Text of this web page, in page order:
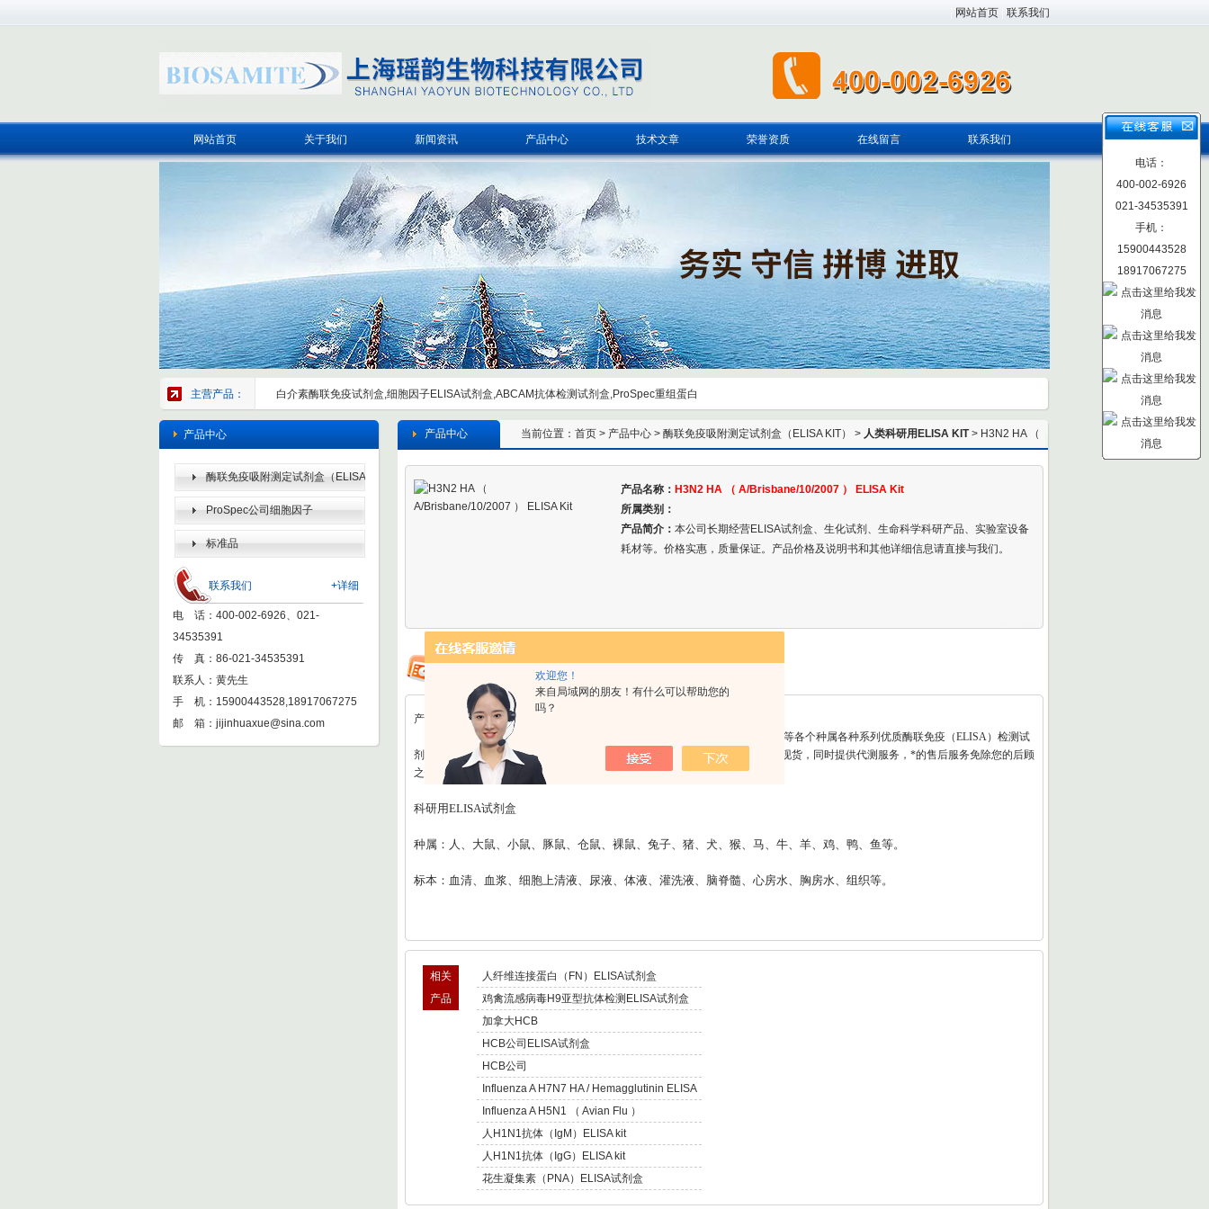
欢迎您！
来自局域网的朋友！有什么可以帮助您的
吗？
网站首页 联系我们
网站首页 关于我们 新闻资讯 产品中心 技术文章 荣誉资质 在线留言 联系我们
主营产品： 白介素酶联免疫试剂盒,细胞因子ELISA试剂盒,ABCAM抗体检测试剂盒,ProSpec重组蛋白
产品中心
酶联免疫吸附测定试剂盒（ELISA
KIT） ProSpec公司细胞因子
标准品
+详细
联系我们
电 话：400-002-6926、021-
34535391
传 真：86-021-34535391
联系人：黄先生
手 机：15900443528,18917067275
邮 箱： jijinhuaxue@sina.com
当前位置： 首页 > 产品中心 > 酶联免疫吸附测定试剂盒（ELISA KIT） > 人类科研用ELISA KIT> H3N2 HA （
产品中心
产品名称： H3N2 HA （ A/Brisbane/10/2007 ） ELISA Kit
所属类别：
产品简介： 本公司长期经营ELISA试剂盒、生化试剂、生命科学科研产品、实验室设备
耗材等。价格实惠，质量保证。产品价格及说明书和其他详细信息请直接与我们。
产品详情
上海瑶韵生物科技有限公司批发兼零售美国
和美国RB公司原装等各个种属各种系列优质酶联免疫（ELISA）检测试
剂盒和试纸条，抗原、抗体等。产品种类齐全，到货速度快，常用指标均备有现货，同时提供代测服务，*的售后服务免除您的后顾
之忧，欢迎广大客户咨询！
科研用ELISA试剂盒
种属：人、大鼠、小鼠、豚鼠、仓鼠、裸鼠、兔子、猪、犬、猴、马、牛、羊、鸡、鸭、鱼等。
标本：血清、血浆、细胞上清液、尿液、体液、灌洗液、脑脊髓、心房水、胸房水、组织等。
相关
产品
人纤维连接蛋白（FN）ELISA试剂盒
鸡禽流感病毒H9亚型抗体检测ELISA试剂盒
加拿大HCB
HCB公司ELISA试剂盒
HCB公司
Influenza A H7N7 HA / Hemagglutinin ELISA
KitInfluenza A H5N1 （ Avian Flu ）
Hemagglutinin ELISA
人H1N1抗体（IgM）ELISA kit
人H1N1抗体（IgG）ELISA kit
花生凝集素（PNA）ELISA试剂盒
电话：
400-002-6926
021-34535391
手机：
15900443528
18917067275